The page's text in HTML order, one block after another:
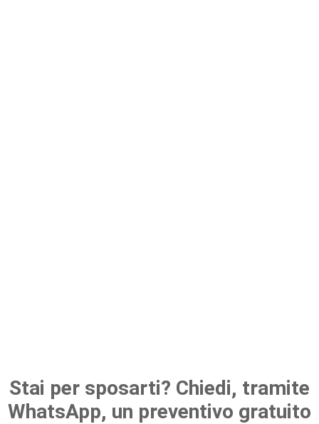
Stai per sposarti? Chiedi, tramite
WhatsApp, un preventivo gratuito